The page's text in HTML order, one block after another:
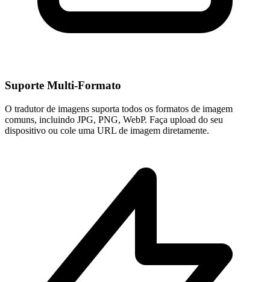
Suporte Multi-Formato
O tradutor de imagens suporta todos os formatos de imagem
comuns, incluindo JPG, PNG, WebP. Faça upload do seu
dispositivo ou cole uma URL de imagem diretamente.